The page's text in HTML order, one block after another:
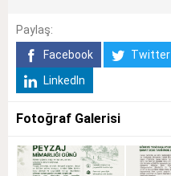
Paylaş:
Facebook
Twitter
LinkedIn
Fotoğraf Galerisi